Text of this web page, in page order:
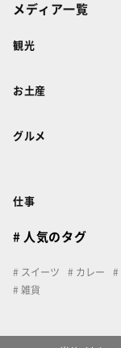
メディア一覧
観光
お土産
グルメ
仕事
# 人気のタグ
スイーツ カレー
雑貨